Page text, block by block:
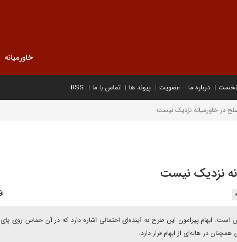
خاورمیانه
درباره ما عضویت پیوند ها تماس با ما RSS
در خاورمیانه نزدیک نیست
نزدیک نیست
است. ابهام پیرامون این طرح به آینده‌ای احتمالی اشاره دارد که در آن حماس روی
در هاله‌ای از ابهام قرار دارد.